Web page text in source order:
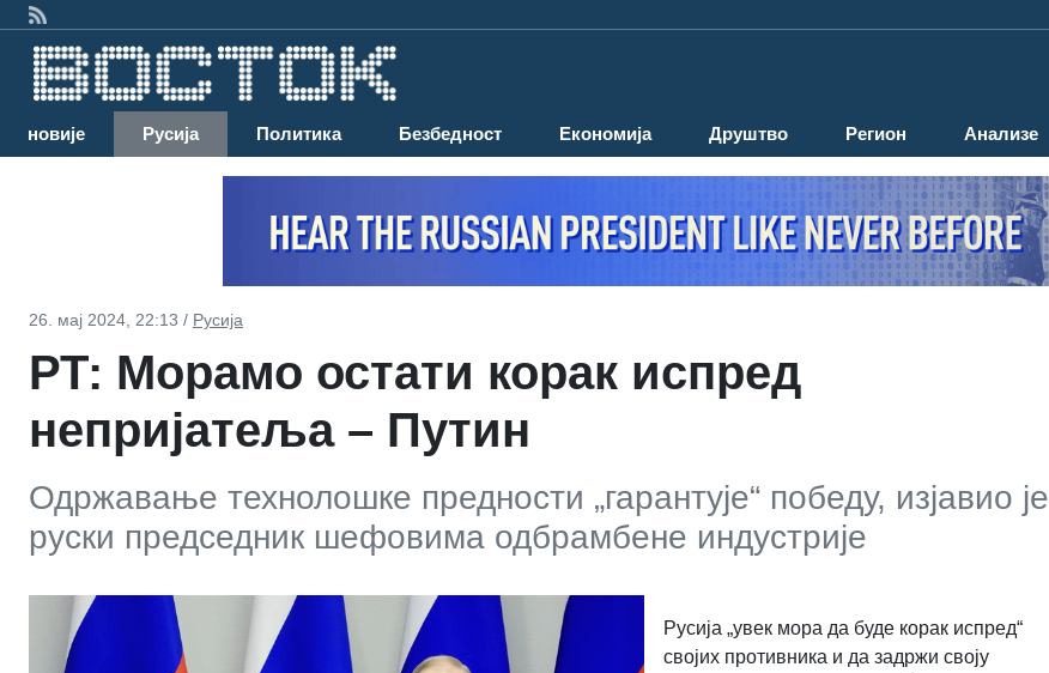
Најновије Русија Политика Безбедност Економија Друштво Регион Анализе
26. мај 2024, 22:13 / Русија
РТ: Морамо остати корак испред
непријатеља – Путин
Одржавање технолошке предности „гарантује“ победу, изјавио је
руски председник шефовима одбрамбене индустрије
Русија „увек мора да буде корак испред“
својих противника и да задржи своју